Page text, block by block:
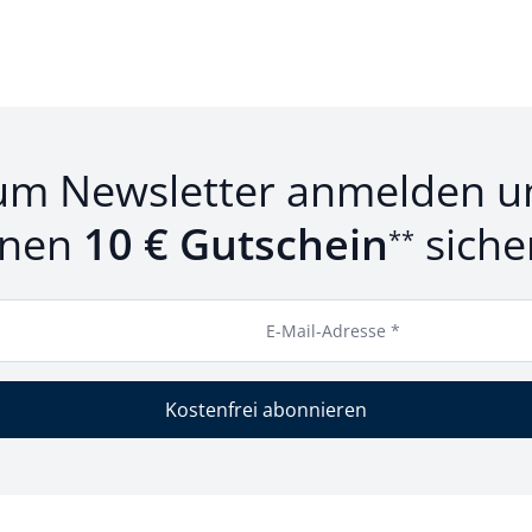
Newsletter anmelden
10 € Gutschein**
E-Mail-Adresse *
Kostenfrei abonnieren